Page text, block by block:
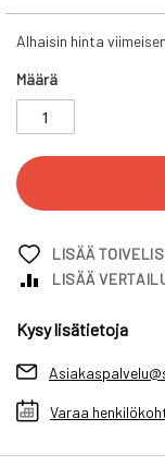
Alhaisin hinta
Määrä
LISÄÄ
LISÄÄ
Kysy lisätietoja
Varaa